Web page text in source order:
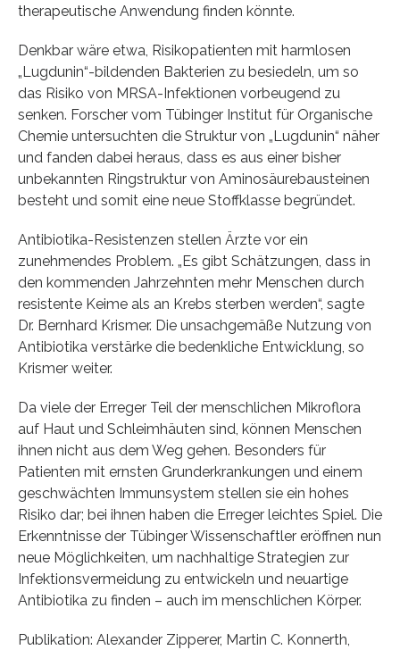
therapeutische Anwendung finden könnte.
Denkbar wäre etwa, Risikopatienten mit harmlosen
„Lugdunin“-bildenden Bakterien zu besiedeln, um so
das Risiko von MRSA-Infektionen vorbeugend zu
senken. Forscher vom Tübinger Institut für Organische
Chemie untersuchten die Struktur von „Lugdunin“ näher
und fanden dabei heraus, dass es aus einer bisher
unbekannten Ringstruktur von Aminosäurebausteinen
besteht und somit eine neue Stoffklasse begründet.
Antibiotika-Resistenzen stellen Ärzte vor ein
zunehmendes Problem. „Es gibt Schätzungen, dass in
den kommenden Jahrzehnten mehr Menschen durch
resistente Keime als an Krebs sterben werden“, sagte
Dr. Bernhard Krismer. Die unsachgemäße Nutzung von
Antibiotika verstärke die bedenkliche Entwicklung, so
Krismer weiter.
Da viele der Erreger Teil der menschlichen Mikroflora
auf Haut und Schleimhäuten sind, können Menschen
ihnen nicht aus dem Weg gehen. Besonders für
Patienten mit ernsten Grunderkrankungen und einem
geschwächten Immunsystem stellen sie ein hohes
Risiko dar; bei ihnen haben die Erreger leichtes Spiel. Die
Erkenntnisse der Tübinger Wissenschaftler eröffnen nun
neue Möglichkeiten, um nachhaltige Strategien zur
Infektionsvermeidung zu entwickeln und neuartige
Antibiotika zu finden – auch im menschlichen Körper.
Publikation: Alexander Zipperer, Martin C. Konnerth,